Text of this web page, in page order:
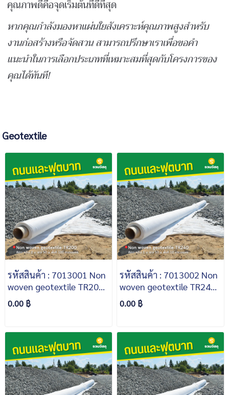
คุณภาพดีคือจุดเริ่มต้นที่ดีที่สุด
หากคุณกำลังมองหาแผ่นใยสังเคราะห์คุณภาพสูงสำหรับ
งานก่อสร้างหรือจัดสวน สามารถปรึกษาเราเพื่อขอคำ
แนะนำในการเลือกประเภทที่เหมาะสมที่สุดกับโครงการของ
คุณได้ทันที!
Geotextile
รหัสสินค้า : 7013001 Non
woven geotextile TR200
สีขาว กว้าง 2 ม. ยาว 50 ม.
พื้นที่ 100 ตารางเมตร
0.00 ฿
รหัสสินค้า : 7013002 Non
woven geotextile TR240
สีขาว กว้าง 1 ม. ยาว 10 ม.
พื้นที่ 10 ตารางเมตร
0.00 ฿